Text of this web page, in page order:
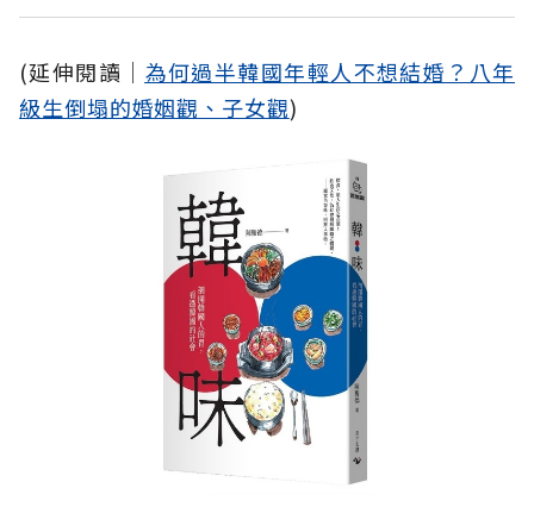
(延伸閱讀│ 為何過半韓國年輕人不想結婚？八年
級生倒塌的婚姻觀、子女觀)